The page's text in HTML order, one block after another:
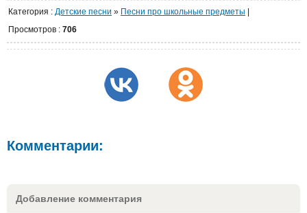
Категория : Детские песни » Песни про школьные предметы
Просмотров : 706
Комментарии:
Добавление комментария